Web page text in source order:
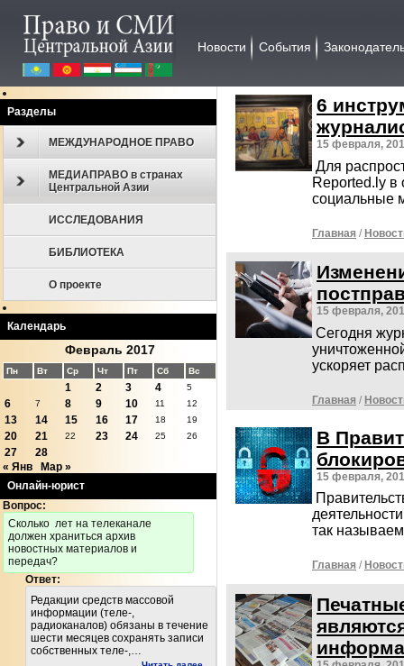
Новости События
Разделы
МЕЖДУНАРОДНОЕ ПРАВО
МЕДИАПРАВО в странах
Центральной Азии
ИССЛЕДОВАНИЯ
БИБЛИОТЕКА
О проекте
Календарь
Февраль 2017
Пн Вт Ср Чт Пт Сб Вс
1 2 3 4 5
6 7 8 9 10 11 12
13 14 15 16 17 18 19
20 21 22 23 24 25 26
27
28
« Янв
Мар »
Онлайн-юрист
Вопрос:
Cколько лет на телеканале
должен храниться архив
новостных материалов и
передач?
Ответ:
Редакции средств массовой
информации (теле-,
радиоканалов) обязаны в течение
шести месяцев сохранять записи
собственных теле-,…
6
15 февраля,
Для
Reported.ly в
социальные
Главная /
15 февраля,
Сегодня
ускоряет
Главная /
В
15 февраля,
так
Главная /